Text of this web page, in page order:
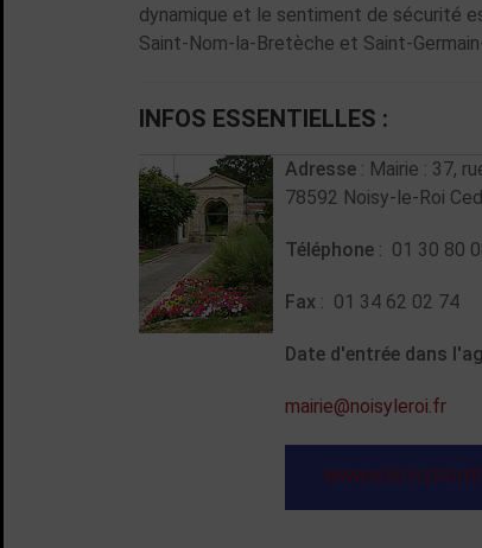
dynamique et le sentiment de sécurité
Saint-Nom-la-Bretèche et Saint-
INFOS ESSENTIELLES :
Adresse : Mairie : 37,
78592 Noisy-le-Roi
Téléphone : 01 30 80
Fax : 01 34 62 02 74
Date d'entrée dans
mairie@noisyleroi.fr
WWW.NOISYLEROI.FR